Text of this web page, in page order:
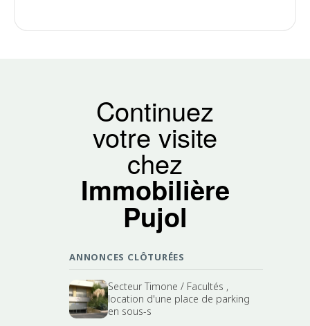
Continuez
votre visite
chez
Immobilière
Pujol
ANNONCES CLÔTURÉES
Secteur Timone / Facultés ,
location d'une place de parking
en sous-s